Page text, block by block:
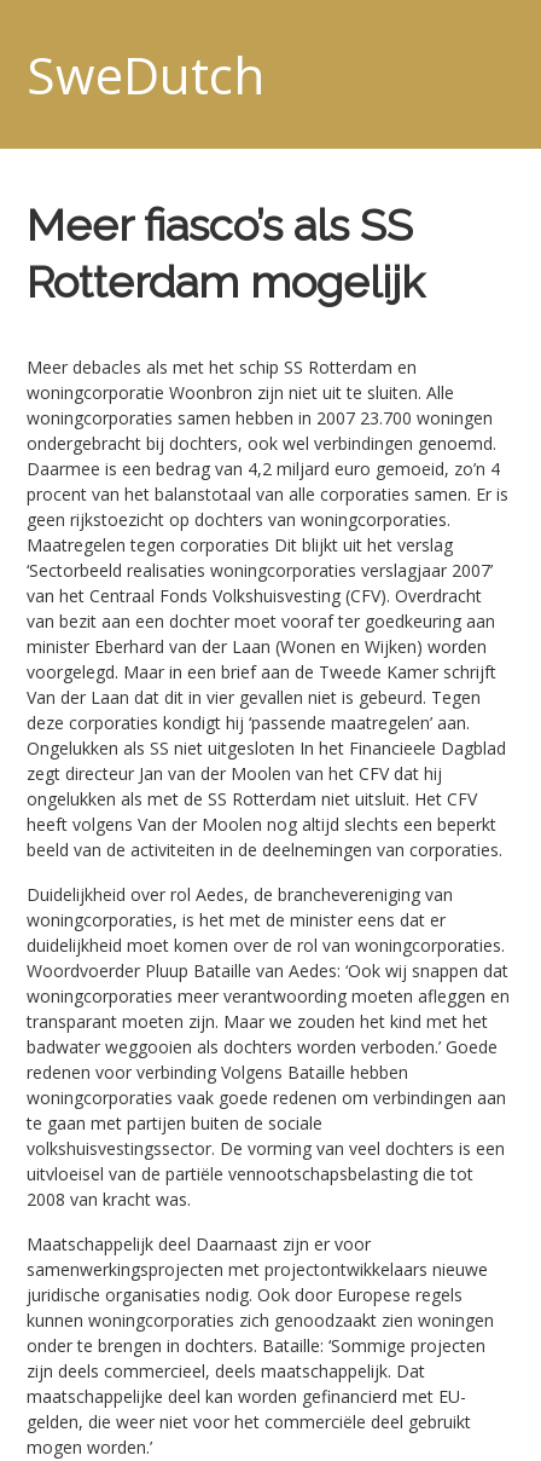
SweDutch
Meer fiasco’s als SS
Rotterdam mogelijk
Meer debacles als met het schip SS Rotterdam en
woningcorporatie Woonbron zijn niet uit te sluiten. Alle
woningcorporaties samen hebben in 2007 23.700 woningen
ondergebracht bij dochters, ook wel verbindingen genoemd.
Daarmee is een bedrag van 4,2 miljard euro gemoeid, zo’n 4
procent van het balanstotaal van alle corporaties samen. Er is
geen rijkstoezicht op dochters van woningcorporaties.
Maatregelen tegen corporaties Dit blijkt uit het verslag
‘Sectorbeeld realisaties woningcorporaties verslagjaar 2007’
van het Centraal Fonds Volkshuisvesting (CFV). Overdracht
van bezit aan een dochter moet vooraf ter goedkeuring aan
minister Eberhard van der Laan (Wonen en Wijken) worden
voorgelegd. Maar in een brief aan de Tweede Kamer schrijft
Van der Laan dat dit in vier gevallen niet is gebeurd. Tegen
deze corporaties kondigt hij ‘passende maatregelen’ aan.
Ongelukken als SS niet uitgesloten In het Financieele Dagblad
zegt directeur Jan van der Moolen van het CFV dat hij
ongelukken als met de SS Rotterdam niet uitsluit. Het CFV
heeft volgens Van der Moolen nog altijd slechts een beperkt
beeld van de activiteiten in de deelnemingen van corporaties.
Duidelijkheid over rol Aedes, de branchevereniging van
woningcorporaties, is het met de minister eens dat er
duidelijkheid moet komen over de rol van woningcorporaties.
Woordvoerder Pluup Bataille van Aedes: ‘Ook wij snappen dat
woningcorporaties meer verantwoording moeten afleggen en
transparant moeten zijn. Maar we zouden het kind met het
badwater weggooien als dochters worden verboden.’ Goede
redenen voor verbinding Volgens Bataille hebben
woningcorporaties vaak goede redenen om verbindingen aan
te gaan met partijen buiten de sociale
volkshuisvestingssector. De vorming van veel dochters is een
uitvloeisel van de partiële vennootschapsbelasting die tot
2008 van kracht was.
Maatschappelijk deel Daarnaast zijn er voor
samenwerkingsprojecten met projectontwikkelaars nieuwe
juridische organisaties nodig. Ook door Europese regels
kunnen woningcorporaties zich genoodzaakt zien woningen
onder te brengen in dochters. Bataille: ‘Sommige projecten
zijn deels commercieel, deels maatschappelijk. Dat
maatschappelijke deel kan worden gefinancierd met EU-
gelden, die weer niet voor het commerciële deel gebruikt
mogen worden.’